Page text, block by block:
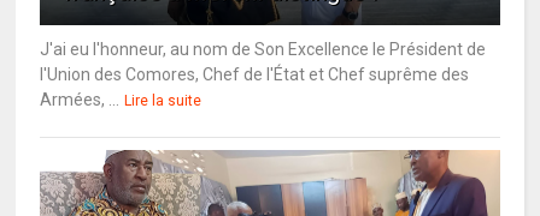
J'ai eu l'honneur, au nom de Son Excellence le Président de
l'Union des Comores, Chef de l'État et Chef suprême des
Armées, ...
Lire la suite